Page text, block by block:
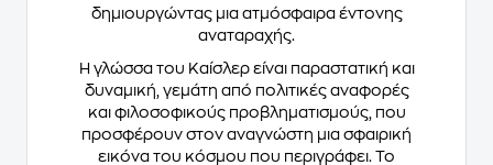
δημιουργώντας μια ατμόσφαιρα έντονης
αναταραχής.
Η γλώσσα του Καίσλερ είναι παραστατική και
δυναμική, γεμάτη από πολιτικές αναφορές
και φιλοσοφικούς προβληματισμούς, που
προσφέρουν στον αναγνώστη μια σφαιρική
εικόνα του κόσμου που περιγράφει. Το